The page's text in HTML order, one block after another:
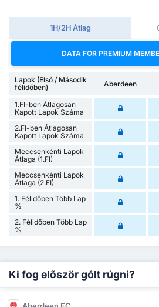
1H/2H Átlag
DATA FOR PREMIUM
Lapok (Első / Második
félidőben)
Aberdeen
1.FI-ben Átlagosan
Kapott Lapok Száma
2.FI-ben Átlagosan
Kapott Lapok Száma
Meccsenkénti Lapok
Átlaga (1.FI)
Meccsenkénti Lapok
Átlaga (2.FI)
1. Félidőben Több Lap
%
2. Félidőben Több Lap
%
Ki fog először gólt rúgni?